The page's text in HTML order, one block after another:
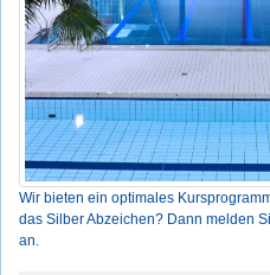
Wir bieten ein optimales
das Silber Abzeichen? Dann melden
an.